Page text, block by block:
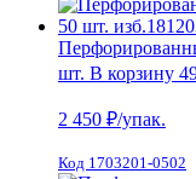
шт. В корзину
2 450 ₽/упак.
Код 1703201-0502